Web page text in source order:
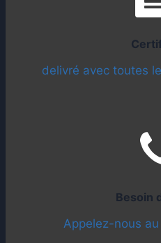
delivré avec toutes
Besoin
Appelez-nous